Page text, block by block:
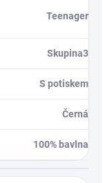
Teenager
Skupina3
S potiskem
Černá
100% bavlna